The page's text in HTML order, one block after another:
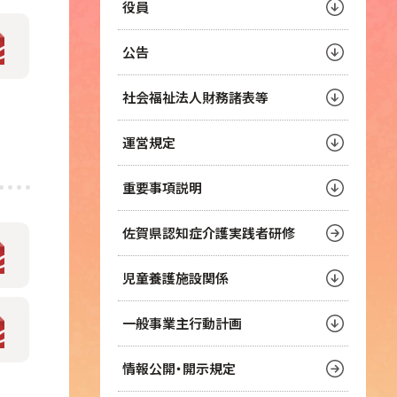
役員
公告
社会福祉法人財務諸表等
運営規定
重要事項説明
佐賀県認知症介護実践者研修
児童養護施設関係
一般事業主行動計画
情報公開・開示規定